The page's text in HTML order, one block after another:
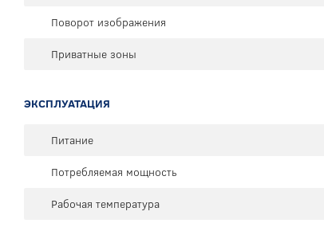
Поворот изображения
Приватные зоны
ЭКСПЛУАТАЦИЯ
Питание
Потребляемая мощность
Рабочая температура